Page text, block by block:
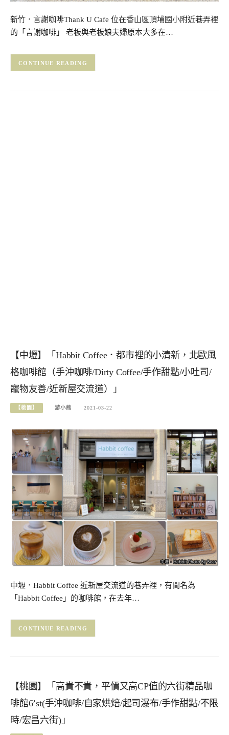
新竹．言謝咖啡Thank U Cafe 位在香山區頂埔國小附近巷弄裡
的「言謝咖啡」 老板與老板娘夫婦原本大多在…
CONTINUE READING
【中壢】「Habbit Coffee．都市裡的小清新，北歐風
格咖啡館（手沖咖啡/Dirty Coffee/手作甜點/小吐司/
寵物友善/近新屋交流道）」
【桃園】 游小熊 2021-03-22
中壢．Habbit Coffee 近新屋交流道的巷弄裡，有間名為
「Habbit Coffee」的咖啡館，在去年…
CONTINUE READING
【桃園】「高貴不貴，平價又高CP值的六街精品咖
啡館6’st(手沖咖啡/自家烘焙/起司瀑布/手作甜點/不限
時/宏昌六街)」